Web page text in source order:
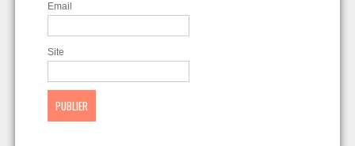
Email
Site